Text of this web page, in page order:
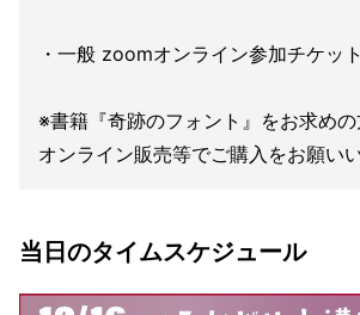
・一般 zoomオンライン参加チケッ
※書籍『奇跡のフォント』をお求め
オンライン販売等でご購入をお願い
当日のタイムスケジュール